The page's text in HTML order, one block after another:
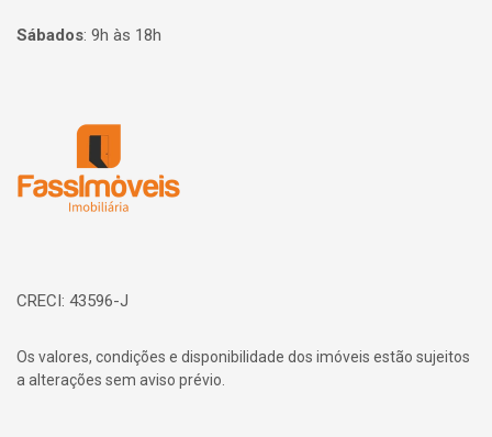
Sábados: 9h às 18h
CRECI: 43596-J
Os valores, condições e disponibilidade dos imóveis estão sujeitos
a alterações sem aviso prévio.